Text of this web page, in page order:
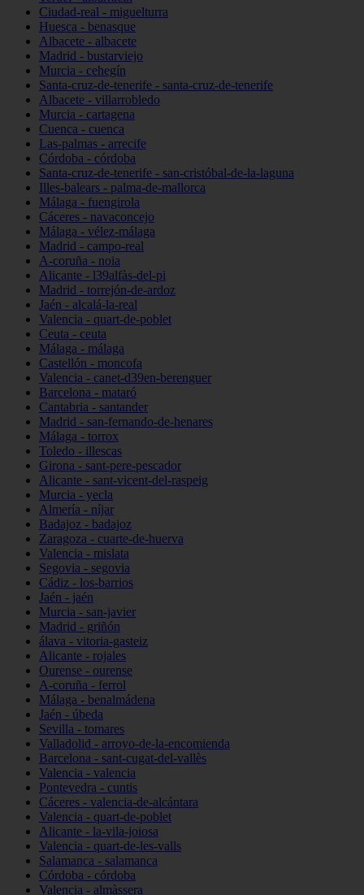
Ciudad-real - miguelturra
Huesca - benasque
Albacete - albacete
Madrid - bustarviejo
Murcia - cehegín
Santa-cruz-de-tenerife - santa-cruz-de-tenerife
Albacete - villarrobledo
Murcia - cartagena
Cuenca - cuenca
Las-palmas - arrecife
Córdoba - córdoba
Santa-cruz-de-tenerife - san-cristóbal-de-la-laguna
Illes-balears - palma-de-mallorca
Málaga - fuengirola
Cáceres - navaconcejo
Málaga - vélez-málaga
Madrid - campo-real
A-coruña - noia
Alicante - l39alfàs-del-pi
Madrid - torrejón-de-ardoz
Jaén - alcalá-la-real
Valencia - quart-de-poblet
Ceuta - ceuta
Málaga - málaga
Castellón - moncofa
Valencia - canet-d39en-berenguer
Barcelona - mataró
Cantabria - santander
Madrid - san-fernando-de-henares
Málaga - torrox
Toledo - illescas
Girona - sant-pere-pescador
Alicante - sant-vicent-del-raspeig
Murcia - yecla
Almería - níjar
Badajoz - badajoz
Zaragoza - cuarte-de-huerva
Valencia - mislata
Segovia - segovia
Cádiz - los-barrios
Jaén - jaén
Murcia - san-javier
Madrid - griñón
álava - vitoria-gasteiz
Alicante - rojales
Ourense - ourense
A-coruña - ferrol
Málaga - benalmádena
Jaén - úbeda
Sevilla - tomares
Valladolid - arroyo-de-la-encomienda
Barcelona - sant-cugat-del-vallès
Valencia - valencia
Pontevedra - cuntis
Cáceres - valencia-de-alcántara
Valencia - quart-de-poblet
Alicante - la-vila-joiosa
Valencia - quart-de-les-valls
Salamanca - salamanca
Córdoba - córdoba
Valencia - almàssera